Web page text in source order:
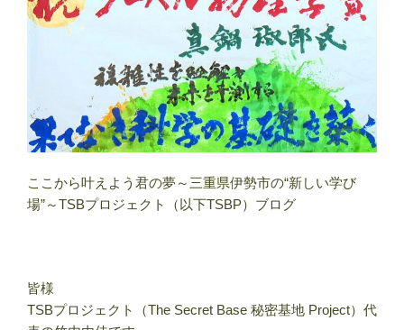
ここから叶えよう君の夢～三重県伊勢市の“新しい学び
場”～TSBプロジェクト（以下TSBP）ブログ
皆様
TSBプロジェクト（The Secret Base 秘密基地 Project）代